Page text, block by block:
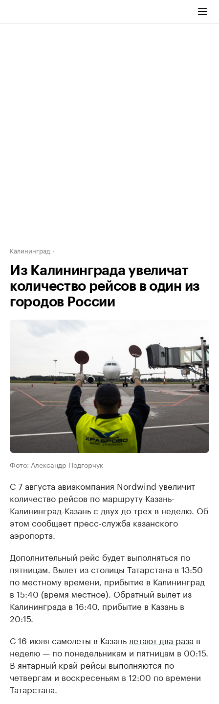
Калининград
Из Калининграда увеличат
количество рейсов в один из
городов России
Фото: Александр Подгорчук
С 7 августа авиакомпания Nordwind увеличит
количество рейсов по маршруту Казань-
Калининград-Казань с двух до трех в неделю. Об
этом сообщает пресс-служба казанского
аэропорта.
Дополнительный рейс будет выполняться по
пятницам. Вылет из столицы Татарстана в 13:50
по местному времени, прибытие в Калининград
в 15:40 (время местное). Обратный вылет из
Калининграда в 16:40, прибытие в Казань в
20:15.
С 16 июля самолеты в Казань летают два раза в
неделю — по понедельникам и пятницам в 00:15.
В янтарный край рейсы выполняются по
четвергам и воскресеньям в 12:00 по времени
Татарстана.